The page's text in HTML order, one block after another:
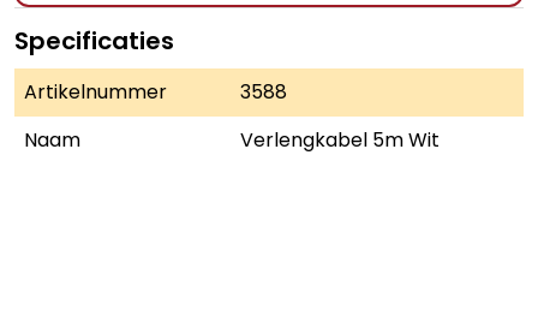
Specificaties
Artikelnummer
3588
Naam
Verlengkabel 5m Wit